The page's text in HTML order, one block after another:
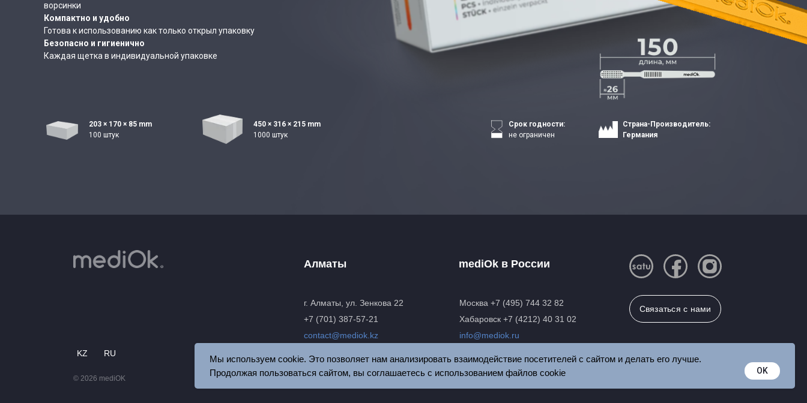
Страна-Производитель:
Германия
Срок годности:
не ограничен
203 × 170 × 85 mm
100 штук
450 × 316 × 215 mm
1000 штук
ворсинки
Компактно и удобно
Готова к использованию как только открыл упаковку
Безопасно и гигиенично
Каждая щетка в индивидуальной упаковке
mediOk в России
Москва +7 (495) 744 32 82
Хабаровск +7 (4212) 40 31 02
info@mediok.ru
Алматы
г. Алматы, ул. Зенкова 22
+7 (701) 387-57-21
contact@mediok.kz
Сайт носит информационный характер и не является офертой
© 2026 mediOK
RU
KZ
Связаться с нами
Мы используем cookie. Это позволяет нам анализировать взаимодействие посетителей с сайтом и делать его лучше.
Продолжая пользоваться сайтом, вы соглашаетесь с использованием файлов cookie
OK